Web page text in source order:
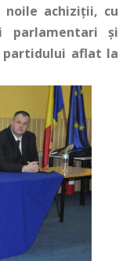
achiziții, cu
parlamentari și
aflat la